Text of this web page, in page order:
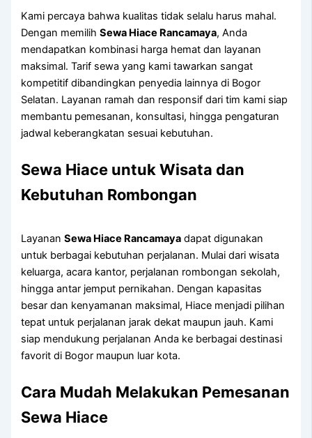
Kami percaya bahwa kualitas tidak selalu harus mahal.
Dengan memilihSewa Hiace Rancamaya, Anda
mendapatkan kombinasi harga hemat dan layanan
maksimal. Tarif sewa yang kami tawarkan sangat
kompetitif dibandingkan penyedia lainnya di Bogor
Selatan. Layanan ramah dan responsif dari tim kami siap
membantu pemesanan, konsultasi, hingga pengaturan
jadwal keberangkatan sesuai kebutuhan.
Sewa Hiace untuk Wisata dan
Kebutuhan Rombongan
LayananSewa Hiace Rancamaya dapat digunakan
untuk berbagai kebutuhan perjalanan. Mulai dari wisata
keluarga, acara kantor, perjalanan rombongan sekolah,
hingga antar jemput pernikahan. Dengan kapasitas
besar dan kenyamanan maksimal, Hiace menjadi pilihan
tepat untuk perjalanan jarak dekat maupun jauh. Kami
siap mendukung perjalanan Anda ke berbagai destinasi
favorit di Bogor maupun luar kota.
Cara Mudah Melakukan Pemesanan
Sewa Hiace